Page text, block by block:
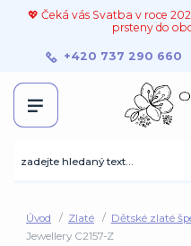
💖 Čeká vás Svatba v roce
prsteny do
+420 737 290 660
Úvod Zlaté Dětské zlaté
Jewellery C2157-Z